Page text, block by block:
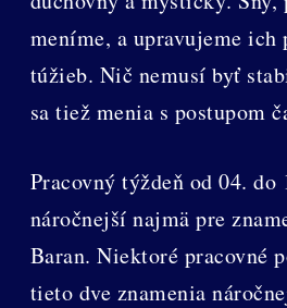
meníme, a upravujeme ich
túžieb. Nič nemusí byť
sa tiež menia s postupom
Pracovný týždeň od 04.
náročnejší najmä pre
Baran. Niektoré pracovné
tieto dve znamenia